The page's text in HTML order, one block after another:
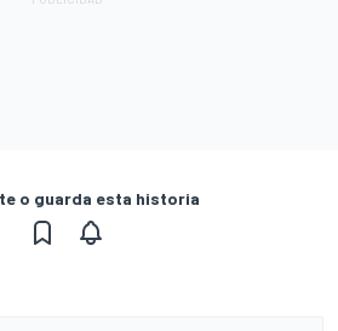
o guarda esta historia